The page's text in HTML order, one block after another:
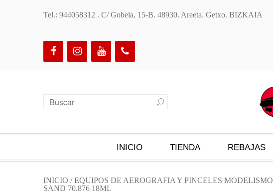
Tel.: 944058312 . C/ Gobela, 15-B. 48930. Areeta. Getxo. BIZKAIA
INICIO TIENDA REBAJAS
INICIO /EQUIPOS DE AEROGRAFIA Y PINCELES MODELISMO
SAND 70.876 18ML